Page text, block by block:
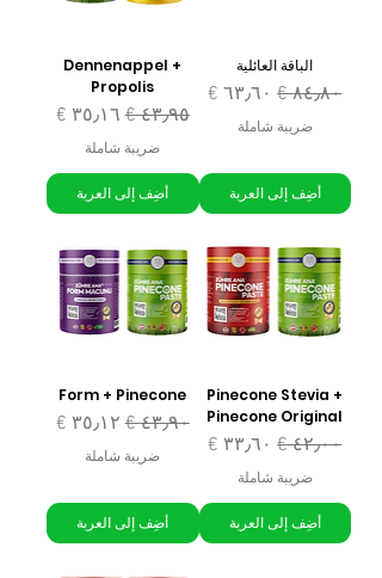
الباقة العائلية
سعر عادي‏٨٤٫٨٠ € سعر البيع
ضريبة شاملة
أضِف إلى العربة
Dennenappel +
Propolis
سعر عادي‏٤٣٫٩٥ € سعر البيع
ضريبة شاملة
أضِف إلى العربة
Pinecone Stevia +
Pinecone Original
سعر عادي‏٤٢٫٠٠ € سعر البيع
ضريبة شاملة
أضِف إلى العربة
Form + Pinecone
سعر عادي‏٤٣٫٩٠ € سعر البيع
ضريبة شاملة
أضِف إلى العربة